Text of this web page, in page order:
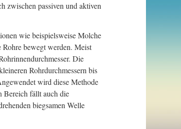
zwischen passiven und aktiven
wie beispielsweise Molche
bewegt werden. Meist
Die
Rohrdurchmessern bis
wird diese Methode
Bereich fällt auch die
biegsamen Welle